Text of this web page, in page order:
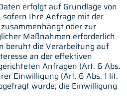
erfolgt auf Grundlage von
sofern Ihre Anfrage mit der
oder zur
Maßnahmen erforderlich
beruht die Verarbeitung auf
an der effektiven
Anfragen (Art. 6 Abs.
Einwilligung (Art. 6 Abs. 1 lit.
wurde; die Einwilligung